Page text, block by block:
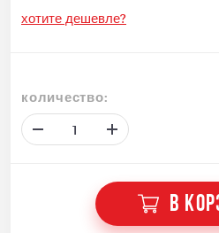
хотите дешевле?
количество:
В